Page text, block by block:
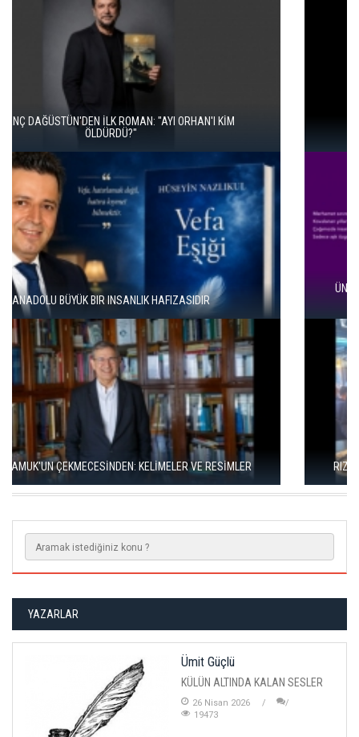
İKİ KİTAP VE BİTMEYEN BİR ENERJİ
ÜNAL ERSÖZLÜ’NÜN YENİ ŞİİR KİTABI “BÖĞÜRTLEN ÖPÜCÜĞÜ”
YAYIMLANDI
RIZA SÖNMEZ: ‘ANADOLU, SANILDIĞINDAN ÇOK DAHA VEGAN"
YAZARLAR
Ümit Güçlü
KÜLÜN ALTINDA KALAN SESLER
26 Nisan 2026
19473